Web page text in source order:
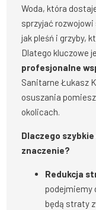
Woda, która
sprzyjać
jak pleśń i grzyby,
Dlatego kluczowe
profesjonalne
Sanitarne Łukasz
osuszania
okolicach.
Dlaczego
znaczenie?
Redukcja
podejmiemy
będą straty